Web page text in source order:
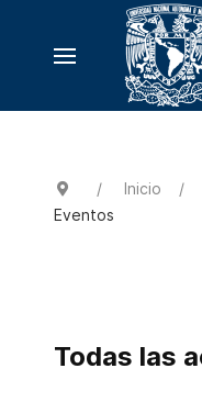
Inicio
Eventos
Todas las